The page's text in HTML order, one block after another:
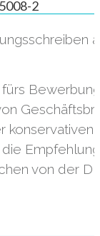
von der